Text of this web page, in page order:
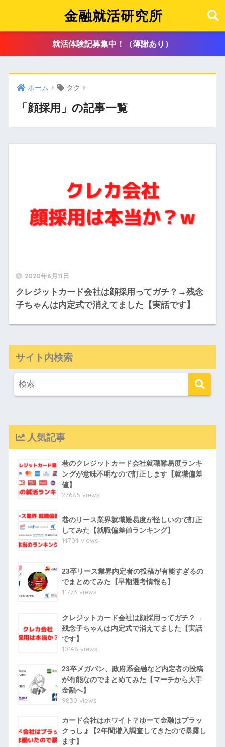
金融就活研究所
就活体験記募集中！（薄謝あり）
ホーム タグ
「顔採用」の記事一覧
2020年6月11日
クレジットカード会社は顔採用ってガチ？→残念
子ちゃんは内定式で消えてました【実話です】
サイト内検索
人気記事
巷のクレジットカード会社就職難易度ランキ
ングが意味不明なので訂正します【就職偏差
値】
27685 views
巷のリース業界就職難易度が怪しいので訂正
してみた【就職偏差値ランキング】
14704 views
23卒リース業界内定者の投稿が有能すぎるの
でまとめてみた【早期選考情報も】
11773 views
クレジットカード会社は顔採用ってガチ？→
残念子ちゃんは内定式で消えてました【実話
です】
10148 views
23卒メガバン、政府系金融など内定者の投稿
が有能なのでまとめてみた【マーチから大手
金融へ】
9830 views
カード会社はホワイト？ゆーて金融はブラッ
クっしょ【2年間潜入調査してきたので暴露し
ます】